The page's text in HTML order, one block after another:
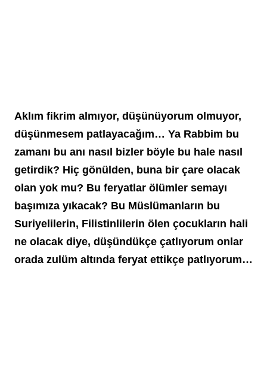
Aklım fikrim almıyor, düşünüyorum olmuyor,
düşünmesem patlayacağım… Ya Rabbim bu
zamanı bu anı nasıl bizler böyle bu hale nasıl
getirdik? Hiç gönülden, buna bir çare olacak
olan yok mu? Bu feryatlar ölümler semayı
başımıza yıkacak? Bu Müslümanların bu
Suriyelilerin, Filistinlilerin ölen çocukların hali
ne olacak diye, düşündükçe çatlıyorum onlar
orada zulüm altında feryat ettikçe patlıyorum…